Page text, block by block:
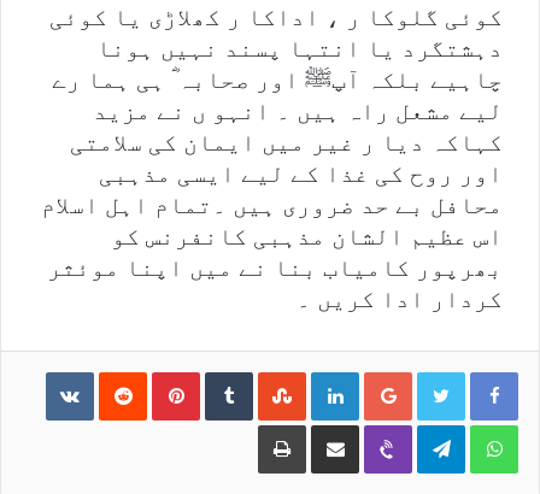
کوئی گلوکا ر ، اداکا ر کھلاڑی یا کوئی
دہشتگرد یا انتہا پسند نہیں ہونا
چاہیے بلکہ آپﷺ اور صحابہ ؓ ہی ہما رے
لیے مشعل راہ ہیں ۔ انہو ں نے مزید
کہاکہ دیا ر غیر میں ایمان کی سلامتی
اور روح کی غذا کے لیے ایسی مذہبی
محافل بے حد ضروری ہیں ۔تمام اہل اسلام
اس عظیم الشان مذہبی کانفرنس کو
بھرپور کامیاب بنا نے میں اپنا موئثر
کردار ادا کریں ۔
Google+
LinkedIn
StumbleUpon
Tumblr
Pinterest
Reddit
WhatsApp
Telegram
Viber
Share via Email
Print